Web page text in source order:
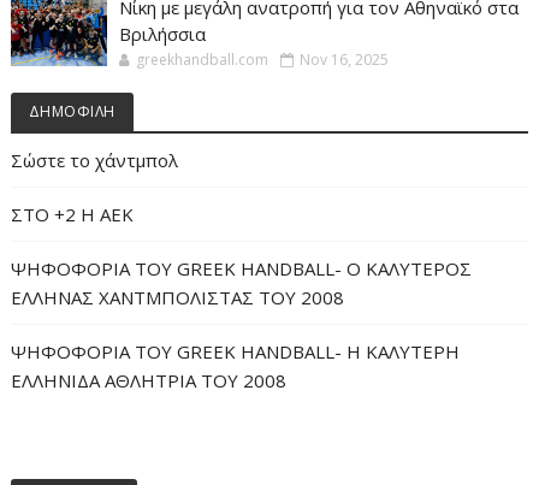
Νίκη με μεγάλη ανατροπή για τον Αθηναϊκό στα
Βριλήσσια
greekhandball.com Nov 16, 2025
ΔΗΜΟΦΙΛΗ
Σώστε το χάντμπολ
ΣΤΟ +2 Η ΑΕΚ
ΨΗΦΟΦΟΡΙΑ ΤΟΥ GREEK HANDBALL- O ΚΑΛΥΤΕΡΟΣ
ΕΛΛΗΝΑΣ ΧΑΝΤΜΠΟΛΙΣΤΑΣ ΤΟΥ 2008
ΨΗΦΟΦΟΡΙΑ ΤΟΥ GREEK HANDBALL- H ΚΑΛΥΤΕΡΗ
ΕΛΛΗΝΙΔΑ ΑΘΛΗΤΡΙΑ ΤΟΥ 2008